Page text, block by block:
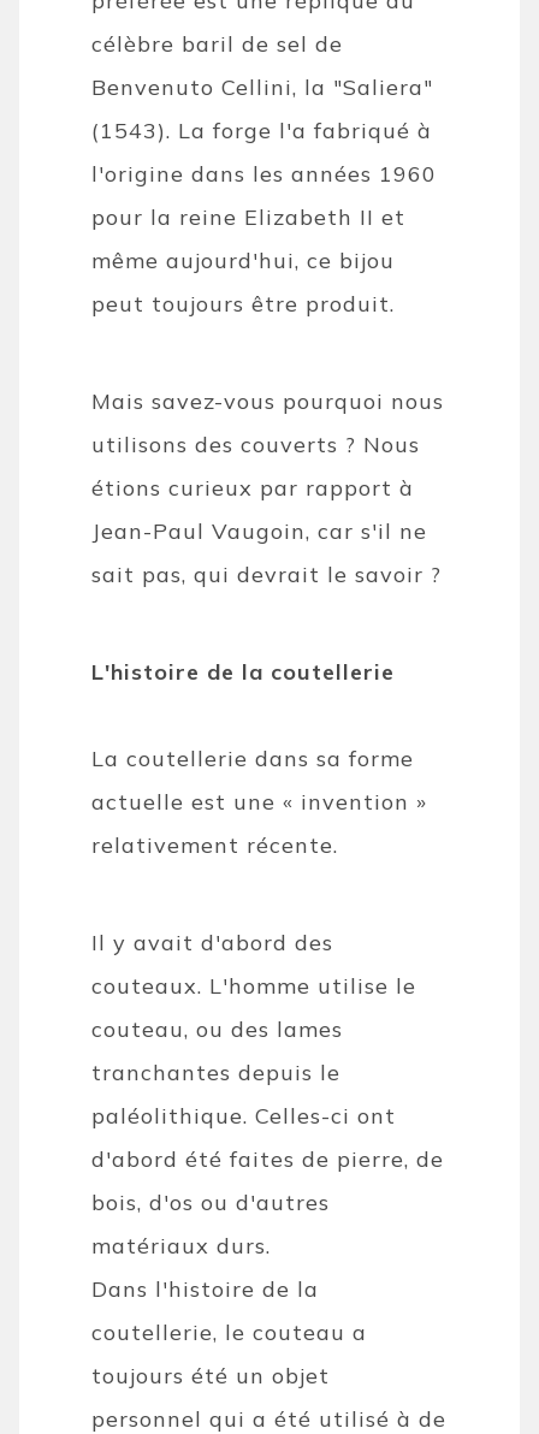
célèbre baril de sel de
Benvenuto Cellini, la "Saliera"
(1543). La forge l'a fabriqué à
l'origine dans les années 1960
pour la reine Elizabeth II et
même aujourd'hui, ce bijou
peut toujours être produit.
Mais savez-vous pourquoi nous
utilisons des couverts ? Nous
étions curieux par rapport à
Jean-Paul Vaugoin, car s'il ne
sait pas, qui devrait le savoir ?
L'histoire de la coutellerie
La coutellerie dans sa forme
actuelle est une « invention »
relativement récente.
Il y avait d'abord des
couteaux. L'homme utilise le
couteau, ou des lames
tranchantes depuis le
paléolithique. Celles-ci ont
d'abord été faites de pierre, de
bois, d'os ou d'autres
matériaux durs.
Dans l'histoire de la
coutellerie, le couteau a
toujours été un objet
personnel qui a été utilisé à de